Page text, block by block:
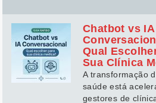
Chatbot vs IA
Qual
Sua Clínica
A transformação
saúde está
gestores de